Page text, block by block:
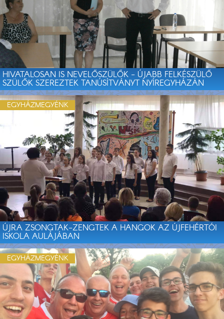
HIVATALOSAN IS NEVELŐSZÜLŐK - ÚJABB FELKÉSZÜLŐ
SZÜLŐK SZEREZTEK TANÚSÍTVÁNYT NYÍREGYHÁZÁN
ÚJRA ZSONGTAK-ZENGTEK A HANGOK AZ ÚJFEHÉRTÓI
ISKOLA AULÁJÁBAN
EGYHÁZMEGYÉNK
EGYHÁZMEGYÉNK